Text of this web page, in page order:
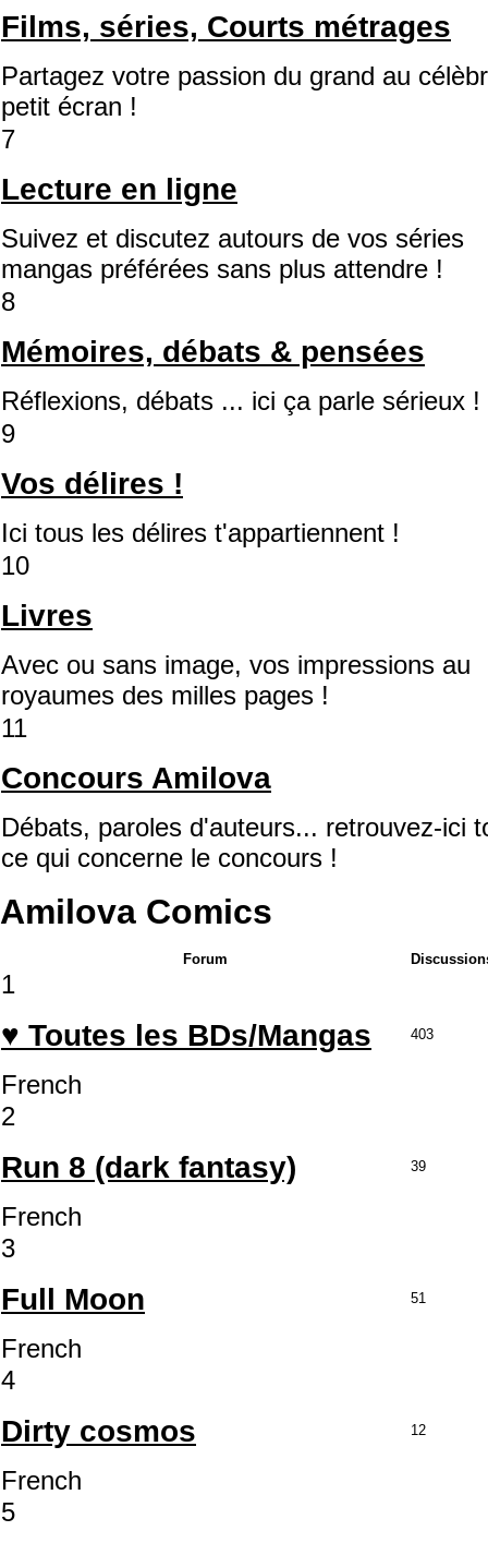
Films, séries, Courts métrages
Partagez votre passion du grand au
petit écran !
7
Lecture en ligne
Suivez et discutez autours de vos séries
mangas préférées sans plus attendre !
8
Mémoires, débats & pensées
Réflexions, débats ... ici ça parle sérieux !
9
Vos délires !
Ici tous les délires t'appartiennent !
10
Livres
Avec ou sans image, vos impressions au
royaumes des milles pages !
11
Concours Amilova
Débats, paroles d'auteurs... retrouvez-ici
ce qui concerne le concours !
Amilova Comics
Forum
1
♥ Toutes les BDs/Mangas
French
403
2
Run 8 (dark fantasy)
French
39
3
Full Moon
French
51
4
Dirty cosmos
French
12
5